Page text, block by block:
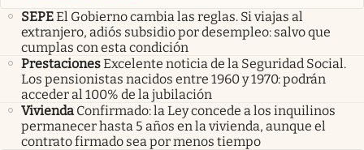
SEPEEl Gobierno cambia las reglas. Si viajas al
extranjero, adiós subsidio por desempleo: salvo que
cumplas con esta condición
PrestacionesExcelente noticia de la Seguridad Social.
Los pensionistas nacidos entre 1960 y 1970: podrán
acceder al 100% de la jubilación
Vivienda Confirmado: la Ley concede a los inquilinos
permanecer hasta 5 años en la vivienda, aunque el
contrato firmado sea por menos tiempo